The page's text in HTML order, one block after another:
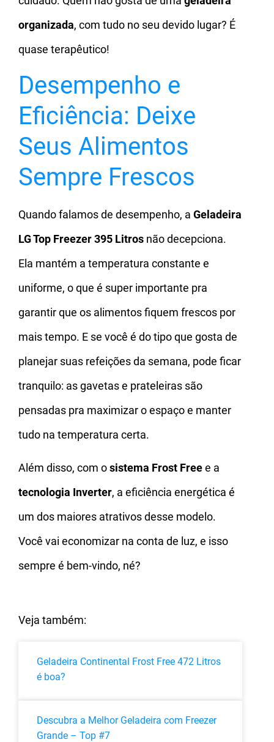
organizada, com tudo no seu devido lugar? É
quase terapêutico!
Desempenho e
Eficiência: Deixe
Seus Alimentos
Sempre Frescos
Quando falamos de desempenho, a Geladeira
LG Top Freezer 395 Litros não decepciona.
Ela mantém a temperatura constante e
uniforme, o que é super importante pra
garantir que os alimentos fiquem frescos por
mais tempo. E se você é do tipo que gosta de
planejar suas refeições da semana, pode ficar
tranquilo: as gavetas e prateleiras são
pensadas pra maximizar o espaço e manter
tudo na temperatura certa.
Além disso, com osistema Frost Freee a
tecnologia Inverter, a eficiência energética é
um dos maiores atrativos desse modelo.
Você vai economizar na conta de luz, e isso
sempre é bem-vindo, né?
Veja também:
Geladeira Continental Frost Free 472 Litros
é boa?
Descubra a Melhor Geladeira com Freezer
Grande – Top #7